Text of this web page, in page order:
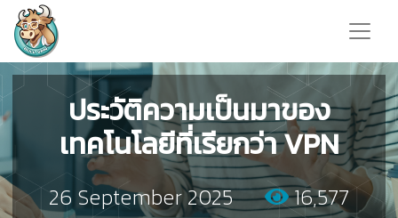
ประวัติความเป็นมาของ
เทคโนโลยีที่เรียกว่า VPN
26 September 2025 16,577